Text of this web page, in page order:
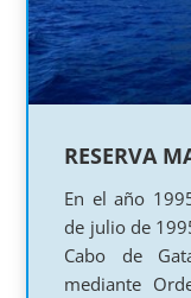
RESERVA
En el año
de julio de
Cabo de
mediante